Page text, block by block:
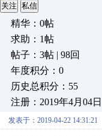
关注 私信
精华：0帖
求助：1帖
帖子：3帖 | 98回
年度积分：0
历史总积分：55
注册：2019年4月04日
发表于：2019-04-22 14:31:21